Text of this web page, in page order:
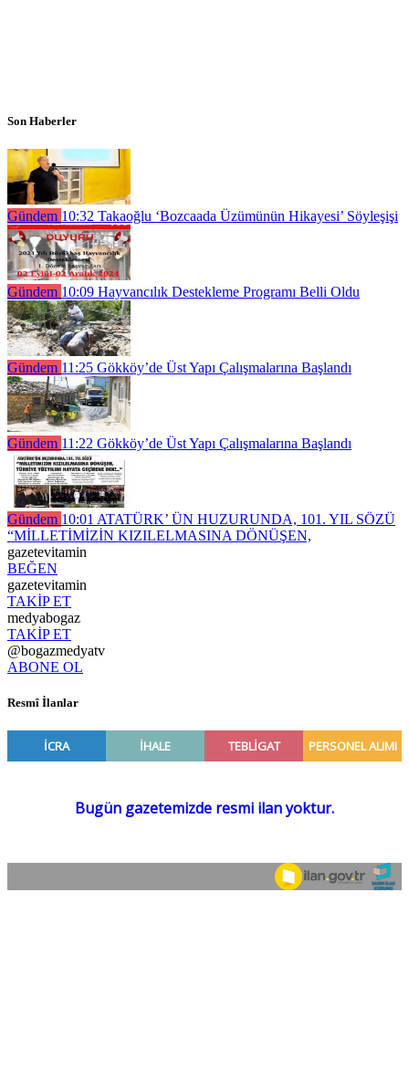
Son Haberler
Gündem 10:32 Takaoğlu ‘Bozcaada Üzümünün Hikayesi’ Söyleşişi
Gündem 10:09 Hayvancılık Destekleme Programı Belli Oldu
Gündem 11:25 Gökköy’de Üst Yapı Çalışmalarına Başlandı
Gündem 11:22 Gökköy’de Üst Yapı Çalışmalarına Başlandı
Gündem 10:01 ATATÜRK’ ÜN HUZURUNDA, 101. YIL SÖZÜ
“MİLLETİMİZİN KIZILELMASINA DÖNÜŞEN,
gazetevitamin
BEĞEN
gazetevitamin
TAKİP ET
medyabogaz
TAKİP ET
@bogazmedyatv
ABONE OL
Resmî İlanlar